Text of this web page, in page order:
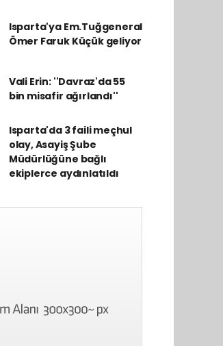
Isparta'ya Em.Tuğgeneral
Ömer Faruk Küçük geliyor
Vali Erin: ''Davraz'da 55
bin misafir ağırlandı''
Isparta'da 3 faili meçhul
olay, Asayiş Şube
Müdürlüğüne bağlı
ekiplerce aydınlatıldı